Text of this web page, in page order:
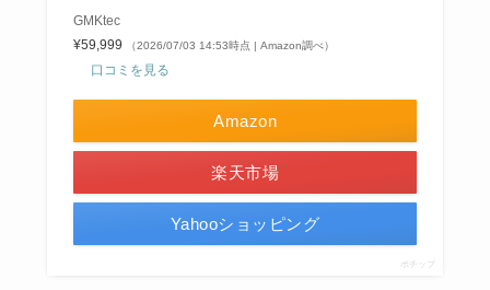
GMKtec
¥59,999
（2026/07/03 14:53時点 | Amazon調べ）
口コミを見る
Amazon
楽天市場
Yahooショッピング
ポチップ